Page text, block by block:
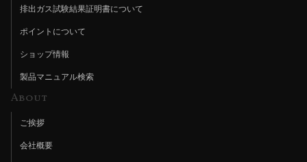
排出ガス試験結果証明書について
ポイントについて
ショップ情報
製品マニュアル検索
About
ご挨拶
会社概要